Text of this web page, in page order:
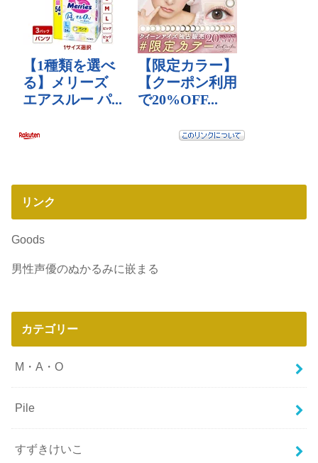
リンク
Goods
男性声優のぬかるみに嵌まる
カテゴリー
M・A・O
Pile
すずきけいこ